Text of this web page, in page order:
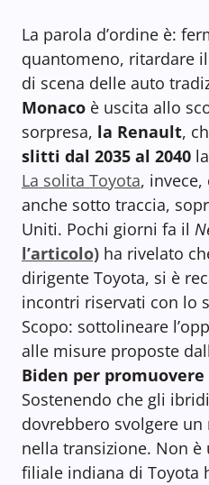
La parola d’ordine è:
quantomeno, ritardare
di scena delle auto
Monaco è uscita allo
sorpresa, la Renault,
slitti dal 2035 al 2040
La solita Toyota,
anche sotto traccia,
Uniti. Pochi giorni fa il
l’articolo) ha rivelato
dirigente Toyota, si è
incontri riservati con lo
Scopo: sottolineare
alle misure proposte
Biden per
Sostenendo che gli
dovrebbero svolgere
nella transizione. Non
filiale indiana di Toyota